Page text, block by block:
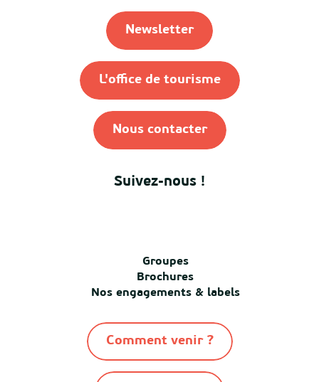
Newsletter
L'office de tourisme
Nous contacter
Suivez-nous !
Groupes
Brochures
Nos engagements & labels
Comment venir ?